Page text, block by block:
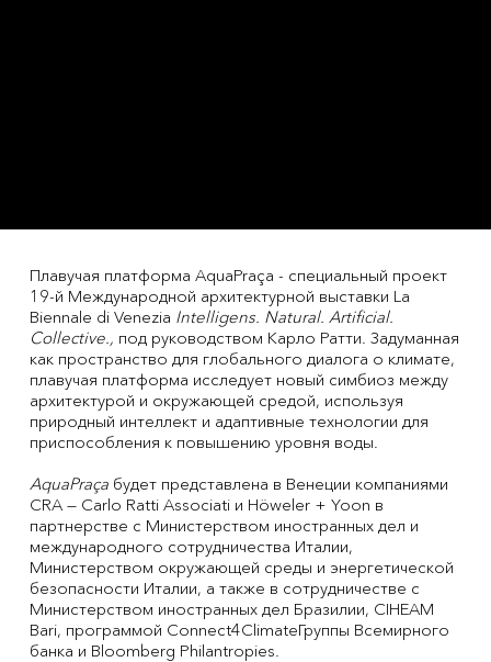
Плавучая платформа AquaPraça - специальный проект
19-й Международной архитектурной выставки La
Biennale di Venezia Intelligens. Natural. Artificial.
Collective., под руководством Карло Ратти. Задуманная
как пространство для глобального диалога о климате,
плавучая платформа исследует новый симбиоз между
архитектурой и окружающей средой, используя
природный интеллект и адаптивные технологии для
приспособления к повышению уровня воды.
AquaPraçaбудет представлена в Венеции компаниями
CRA — Carlo Ratti Associati и Höweler + Yoon в
партнерстве с Министерством иностранных дел и
международного сотрудничества Италии,
Министерством окружающей среды и энергетической
безопасности Италии, а также в сотрудничестве с
Министерством иностранных дел Бразилии, CIHEAM
Bari, программой Connect4ClimateГруппы Всемирного
банка и Bloomberg Philantropies.